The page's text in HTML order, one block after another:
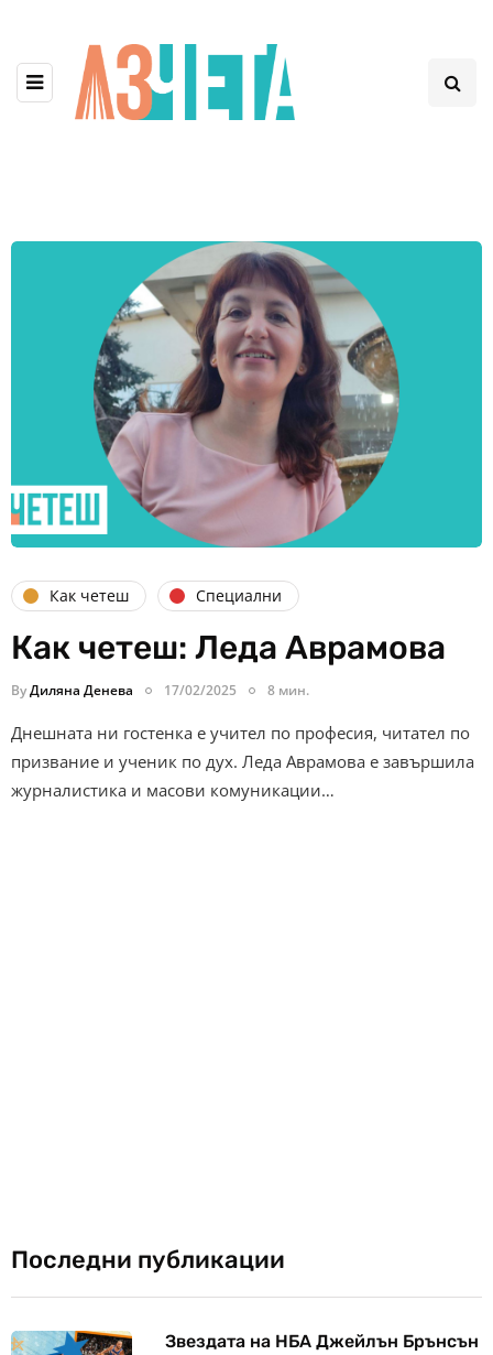
Как четеш Специални
Как четеш: Леда Аврамова
ByДиляна Денева 17/02/2025 8 мин.
Днешната ни гостенка е учител по професия, читател по
призвание и ученик по дух. Леда Аврамова е завършила
журналистика и масови комуникации…
Последни публикации
Звездата на НБА Джейлън Брънсън